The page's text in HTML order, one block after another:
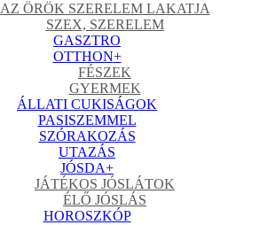
AZ ÖRÖK SZERELEM LAKATJA
SZEX, SZERELEM
GASZTRO
OTTHON+
FÉSZEK
GYERMEK
ÁLLATI CUKISÁGOK
PASISZEMMEL
SZÓRAKOZÁS
UTAZÁS
JÓSDA+
JÁTÉKOS JÓSLÁTOK
ÉLŐ JÓSLÁS
HOROSZKÓP